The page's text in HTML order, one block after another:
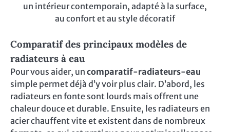
un intérieur contemporain, adapté à la surface,
au confort et au style décoratif
Comparatif des principaux modèles de
radiateurs à eau
Pour vous aider, un comparatif-radiateurs-eau
simple permet déjà d’y voir plus clair. D’abord, les
radiateurs en fonte sont lourds mais offrent une
chaleur douce et durable. Ensuite, les radiateurs en
acier chauffent vite et existent dans de nombreux